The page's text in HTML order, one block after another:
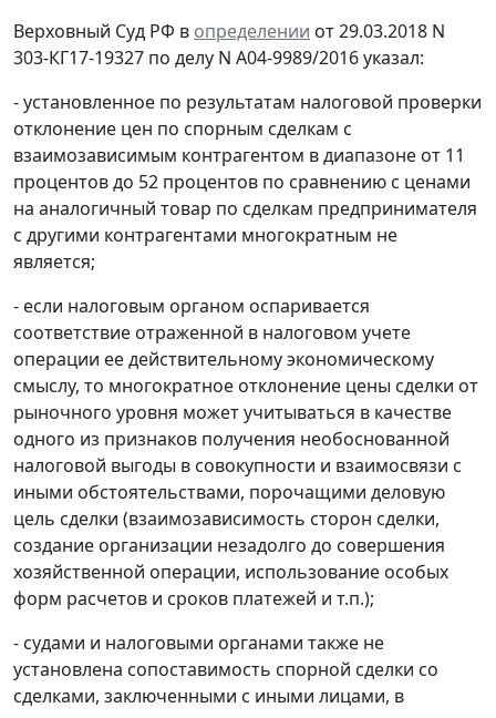
Верховный Суд РФ в определении от 29.03.2018 N
303-КГ17-19327 по делу N А04-9989/2016 указал:
- установленное по результатам налоговой проверки
отклонение цен по спорным сделкам с
взаимозависимым контрагентом в диапазоне от 11
процентов до 52 процентов по сравнению с ценами
на аналогичный товар по сделкам предпринимателя
с другими контрагентами многократным не
является;
- если налоговым органом оспаривается
соответствие отраженной в налоговом учете
операции ее действительному экономическому
смыслу, то многократное отклонение цены сделки от
рыночного уровня может учитываться в качестве
одного из признаков получения необоснованной
налоговой выгоды в совокупности и взаимосвязи с
иными обстоятельствами, порочащими деловую
цель сделки (взаимозависимость сторон сделки,
создание организации незадолго до совершения
хозяйственной операции, использование особых
форм расчетов и сроков платежей и т.п.);
- судами и налоговыми органами также не
установлена сопоставимость спорной сделки со
сделками, заключенными с иными лицами, в